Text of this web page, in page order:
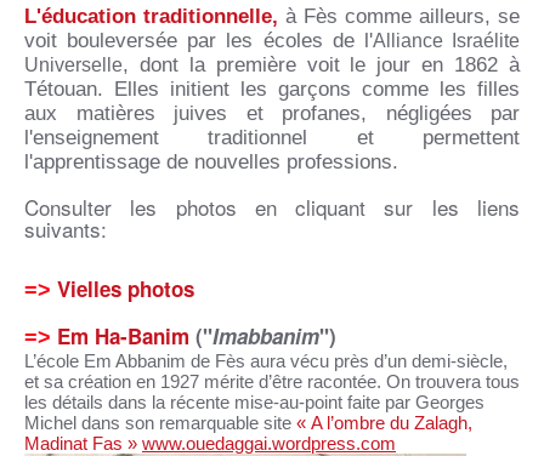
L'éducation traditionnelle, à Fès comme ailleurs, se
voit bouleversée par les écoles de l'Alliance Israélite
Universelle, dont la première voit le jour en 1862 à
Tétouan. Elles initient les garçons comme les filles
aux matières juives et profanes, négligées par
l'enseignement traditionnel et permettent
l'apprentissage de nouvelles professions.
Consulter les photos en cliquant sur les liens
suivants:
=> Vielles photos
=> Em Ha-Banim ("Imabbanim")
L’école Em Abbanim de Fès aura vécu près d’un demi-siècle,
et sa création en 1927 mérite d’être racontée. On trouvera tous
les détails dans la récente mise-au-point faite par Georges
Michel dans son remarquable site « A l’ombre du Zalagh,
Madinat Fas » www.ouedaggai.wordpress.com